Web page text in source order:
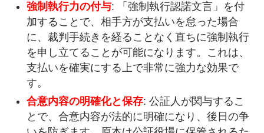
強制執行力の付与: 「強制執行認諾文言」を付
加することで、相手方が支払いを怠った場合
に、裁判手続きを経ることなく直ちに強制執行
を申し立てることが可能になります。これは、
支払いを確実にする上で非常に強力な効果で
す。
合意内容の明確化と保存: 公証人が関与するこ
とで、合意内容が法的に明確になり、後日の争